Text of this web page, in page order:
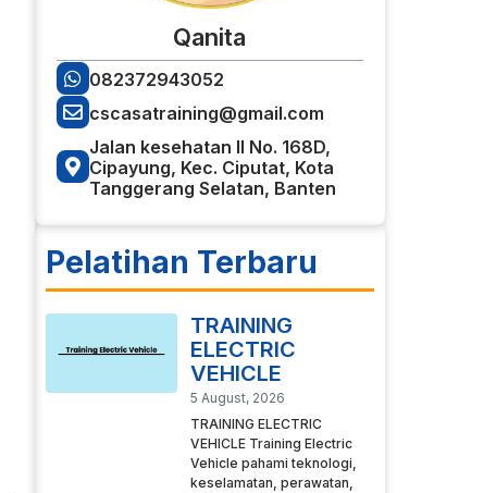
Qanita
082372943052
cscasatraining@gmail.com
Jalan kesehatan II No. 168D,
Cipayung, Kec. Ciputat, Kota
Tanggerang Selatan, Banten
Pelatihan Terbaru
TRAINING
ELECTRIC
VEHICLE
5 August, 2026
TRAINING ELECTRIC
VEHICLE Training Electric
Vehicle pahami teknologi,
keselamatan, perawatan,